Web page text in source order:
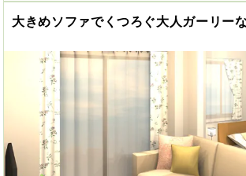
大きめソファでくつろぐ大人ガーリー